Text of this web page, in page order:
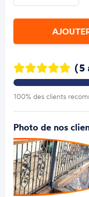
(5
100% des clients
Photo de nos